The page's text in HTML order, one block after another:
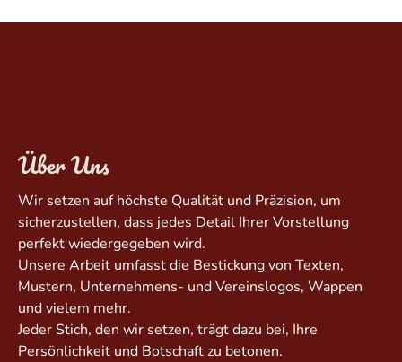
Über Uns
Wir setzen auf höchste Qualität und Präzision, um
sicherzustellen, dass jedes Detail Ihrer Vorstellung
perfekt wiedergegeben wird.
Unsere Arbeit umfasst die Bestickung von Texten,
Mustern, Unternehmens- und Vereinslogos, Wappen
und vielem mehr.
Jeder Stich, den wir setzen, trägt dazu bei, Ihre
Persönlichkeit und Botschaft zu betonen.